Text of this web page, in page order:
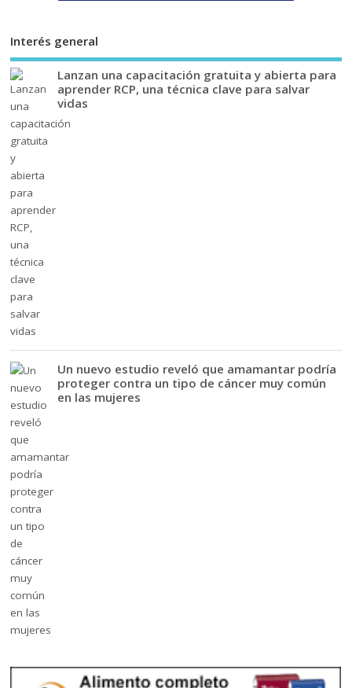
Interés general
Lanzan una capacitación gratuita y abierta para
aprender RCP, una técnica clave para salvar
vidas
Un nuevo estudio reveló que amamantar podría
proteger contra un tipo de cáncer muy común
en las mujeres